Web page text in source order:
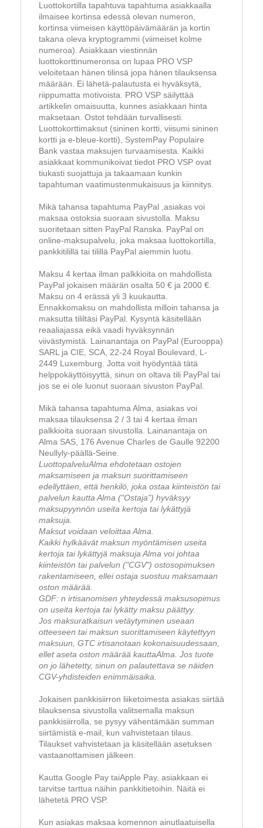
Luottokortilla tapahtuva tapahtuma asiakkaalla
ilmaisee kortinsa edessä olevan numeron,
kortinsa viimeisen käyttöpäivämäärän ja kortin
takana oleva kryptogrammi (viimeiset kolme
numeroa). Asiakkaan viestinnän
luottokorttinumeronsa on lupaa PRO VSP
veloitetaan hänen tilinsä jopa hänen tilauksensa
määrään. Ei lähetä-palautusta ei hyväksytä,
riippumatta motivoista. PRO VSP säilyttää
artikkelin omaisuutta, kunnes asiakkaan hinta
maksetaan. Ostot tehdään turvallisesti.
Luottokorttimaksut (sininen kortti, viisumi sininen
kortti ja e-bleue-kortti), SystemPay Populaire
Bank vastaa maksujen turvaamisesta. Kaikki
asiakkaat kommunikoivat tiedot PRO VSP ovat
tiukasti suojattuja ja takaamaan kunkin
tapahtuman vaatimustenmukaisuus ja kiinnitys.
Mikä tahansa tapahtuma PayPal ,asiakas voi
maksaa ostoksia suoraan sivustolla. Maksu
suoritetaan sitten PayPal Ranska. PayPal on
online-maksupalvelu, joka maksaa luottokortilla,
pankkitilillä tai tilillä PayPal aiemmin luotu.
Maksu 4 kertaa ilman palkkioita on mahdollista
PayPal jokaisen määrän osalta 50 € ja 2000 €.
Maksu on 4 erässä yli 3 kuukautta.
Ennakkomaksu on mahdollista milloin tahansa ja
maksutta tililtäsi PayPal. Kysyntä käsitellään
reaaliajassa eikä vaadi hyväksynnän
viivästymistä. Lainanantaja on PayPal (Eurooppa)
SARL ja CIE, SCA, 22-24 Royal Boulevard, L-
2449 Luxemburg. Jotta voit hyödyntää tätä
helppokäyttöisyyttä, sinun on oltava tili PayPal tai
jos se ei ole luonut suoraan sivuston PayPal.
Mikä tahansa tapahtuma Alma, asiakas voi
maksaa tilauksensa 2 / 3 tai 4 kertaa ilman
palkkioita suoraan sivustolla. Lainanantaja on
Alma SAS, 176 Avenue Charles de Gaulle 92200
Neullyly-päällä-Seine.
LuottopalveluAlma ehdotetaan ostojen
maksamiseen ja maksun suorittamiseen
edellyttäen, että henkilö, joka ostaa kiinteistön tai
palvelun kautta Alma ("Ostaja") hyväksyy
maksupyynnön useita kertoja tai lykättyjä
maksuja.
Maksut voidaan veloittaa Alma.
Kaikki hylkäävät maksun myöntämisen useita
kertoja tai lykättyjä maksuja Alma voi johtaa
kiinteistön tai palvelun ("CGV") ostosopimuksen
rakentamiseen, ellei ostaja suostuu maksamaan
oston määrää.
GDF: n irtisanomisen yhteydessä maksusopimus
on useita kertoja tai lykätty maksu päättyy.
Jos maksuratkaisun vetäytyminen useaan
otteeseen tai maksun suorittamiseen käytettyyn
maksuun, GTC irtisanotaan kokonaisuudessaan,
ellet aseta oston määrää kauttaAlma. Jos tuote
on jo lähetetty, sinun on palautettava se näiden
CGV-yhdisteiden enimmäisaika.
Jokaisen pankkisiirron liiketoimesta asiakas siirtää
tilauksensa sivustolla valitsemalla maksun
pankkisiirrolla, se pysyy vähentämään summan
siirtämistä e-mail, kun vahvistetaan tilaus.
Tilaukset vahvistetaan ja käsitellään asetuksen
vastaanottamisen jälkeen.
Kautta Google Pay taiApple Pay, asiakkaan ei
tarvitse tarttua näihin pankkitietoihin. Näitä ei
lähetetä PRO VSP.
Kun asiakas maksaa komennon ainutlaatuisella